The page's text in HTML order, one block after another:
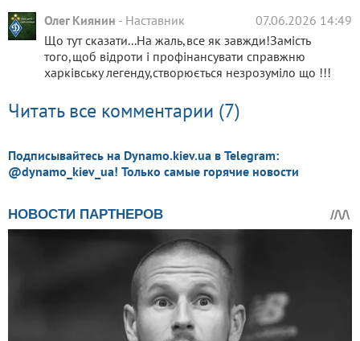
Олег Киянин - Наставник
07.06.2026 14:49
Що тут сказати...На жаль,все як завжди!Замість
того,щоб відроти і профінансувати справжню
харківську легенду,створюється незрозуміло що !!!
Читать все комментарии (7)
Подписывайтесь на Dynamo.kiev.ua в Telegram:
@dynamo_kiev_ua! Только самые горячие новости